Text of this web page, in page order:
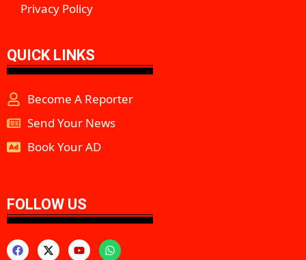
Privacy Policy
QUICK LINKS
Become A Reporter
Send Your News
Book Your AD
FOLLOW US